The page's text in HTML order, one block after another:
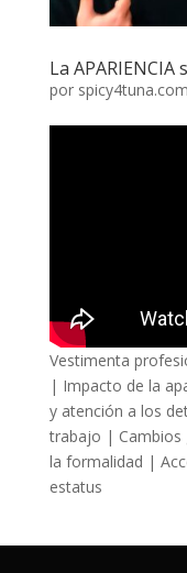
La APARIENCIA
por spicy4tuna.com
Vestimenta
| Impacto de la
y atención a los
trabajo | Cambios
la formalidad |
estatus